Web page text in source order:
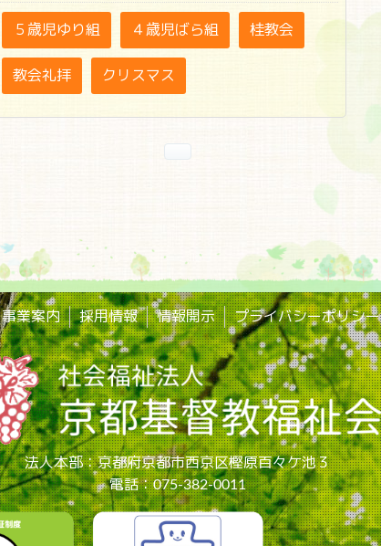
５歳児ゆり組 ４歳児ばら組 桂教会
教会礼拝 クリスマス
事業案内 採用情報 情報開示 プライバシーポリシー
法人本部：京都府京都市西京区樫原百々ケ池３
電話：075-382-0011